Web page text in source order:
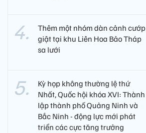
Thêm một nhóm dàn cảnh cướp
giật tại khu Liên Hoa Bảo Tháp
sa lưới
Kỳ họp không thường lệ thứ
Nhất, Quốc hội khóa XVI: Thành
lập thành phố Quảng Ninh và
Bắc Ninh - động lực mới phát
triển các cực tăng trưởng